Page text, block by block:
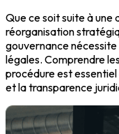
Que ce soit suite à une
réorganisation
gouvernance
légales. Comprendre
procédure est
et la transparence